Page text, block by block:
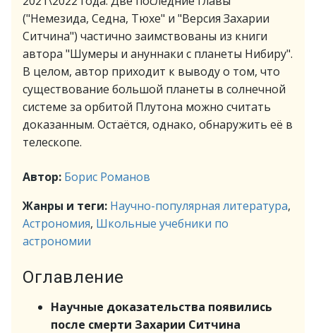
("Немезида, Седна, Тюхе" и "Версия Захарии
Ситчина") частично заимствованы из книги
автора "Шумеры и ануннаки с планеты Нибиру".
В целом, автор приходит к выводу о том, что
существование большой планеты в солнечной
системе за орбитой Плутона можно считать
доказанным. Остаётся, однако, обнаружить её в
телескопе.
Автор: Борис Романов
Жанры и теги: Научно-популярная литература,
Астрономия, Школьные учебники по
астрономии
Оглавление
Научные доказательства появились
после смерти Захарии Ситчина